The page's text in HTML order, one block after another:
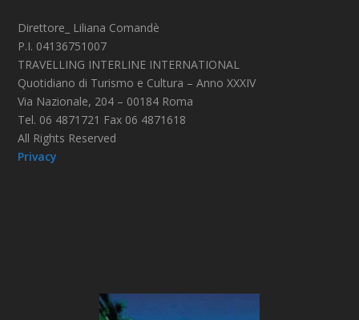
Direttore_ Liliana Comandè
P.I. 04136751007
TRAVELLING INTERLINE INTERNATIONAL
Quotidiano di Turismo e Cultura – Anno XXXIV
Via Nazionale, 204 – 00184 Roma
Tel. 06 4871721 Fax 06 4871618
All Rights Reserved
Privacy